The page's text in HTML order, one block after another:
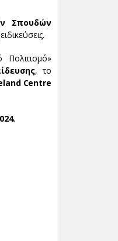
Σπουδών
, το
Centre